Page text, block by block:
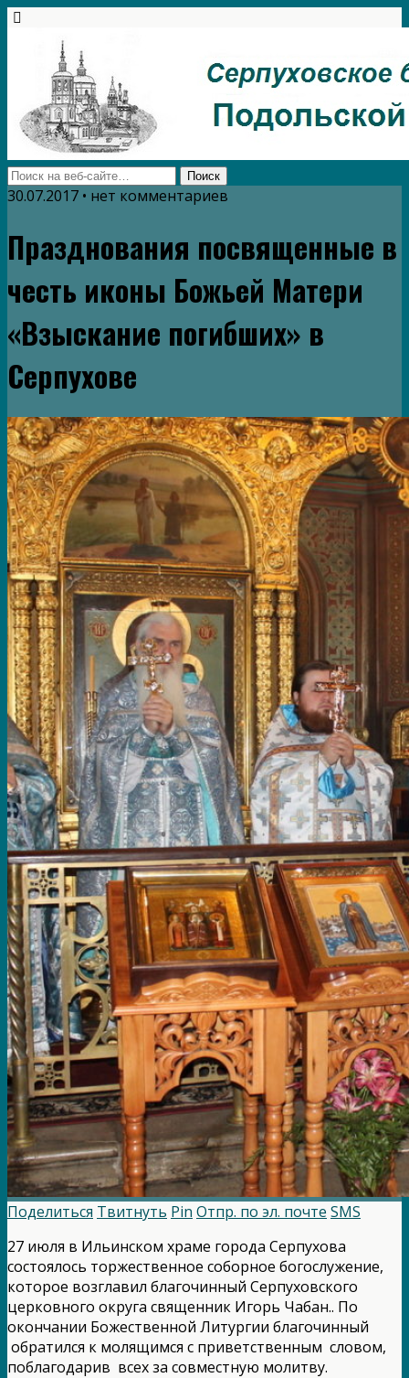
30.07.2017 • нет комментариев
Празднования посвященные в
честь иконы Божьей Матери
«Взыскание погибших» в
Серпухове
Поделиться Твитнуть Pin Отпр. по эл. почте SMS
27 июля в Ильинском храме города Серпухова
состоялось торжественное соборное богослужение,
которое возглавил благочинный Серпуховского
церковного округа священник Игорь Чабан.. По
окончании Божественной Литургии благочинный
обратился к молящимся с приветственным словом,
поблагодарив всех за совместную молитву.